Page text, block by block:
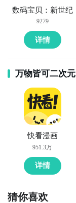
数码宝贝：新世纪
9279
详情
万物皆可二次元
快看漫画
951.3万
详情
猜你喜欢